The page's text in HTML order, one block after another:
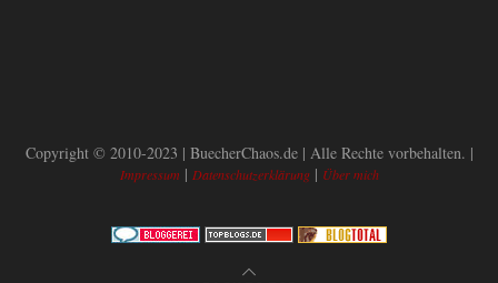
Copyright © 2010-2023 | BuecherChaos.de | Alle Rechte vorbehalten. |
Impressum | Datenschutzerklärung| Über mich